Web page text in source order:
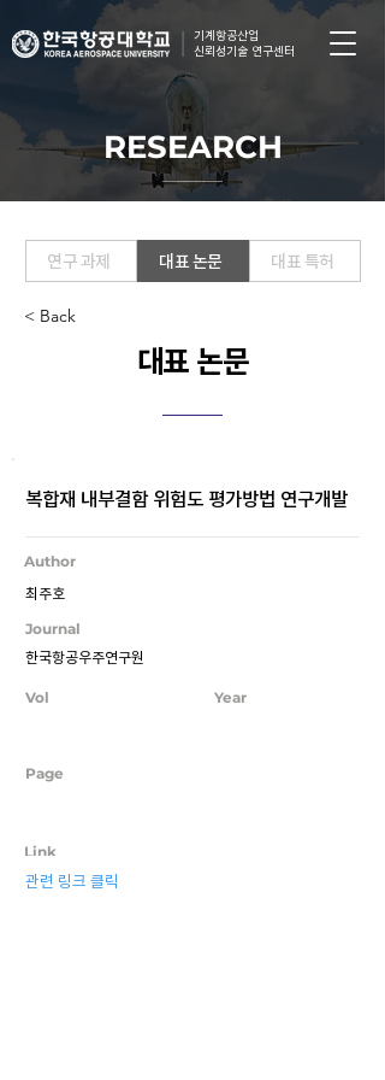
기계항공산업
신뢰성기술 연구센터
RESEARCH
연구 과제 대표 논문 대표 특허
< Back
대표 논문
복합재 내부결함 위험도 평가방법 연구개발
Author
최주호
Journal
한국항공우주연구원
Vol Year
Page
Link
관련 링크 클릭